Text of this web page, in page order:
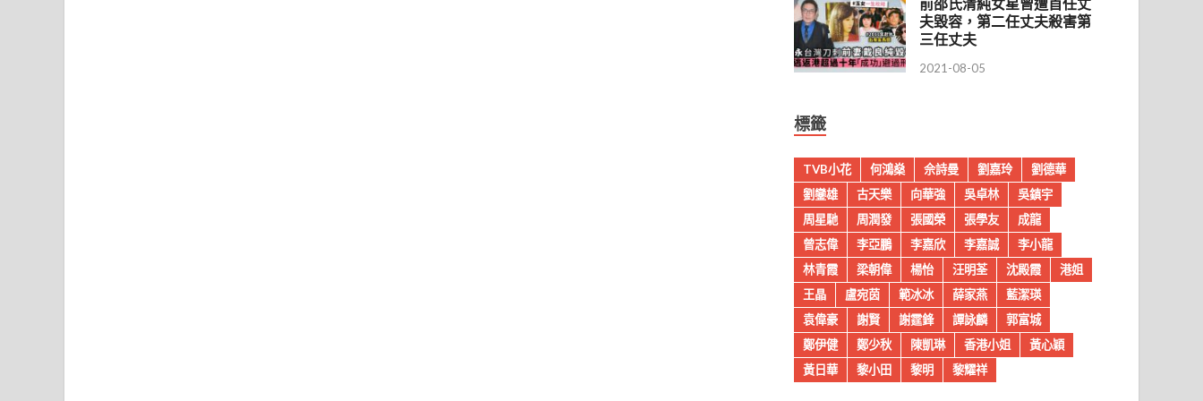
前邵氏清純女星曾遭首任丈
夫毀容，第二任丈夫殺害第
三任丈夫
2021-08-05
標籤
TVB小花 何鴻燊 佘詩曼 劉嘉玲
劉德華
劉鑾雄
古天樂 向華強 吳卓林
吳鎮宇
周星馳
周潤發 張國榮 張學友
成龍
曾志偉
李亞鵬 李嘉欣 李嘉誠
李小龍
林青霞
梁朝偉 楊怡 汪明荃 沈殿霞
港姐
王晶
盧宛茵 範冰冰 薛家燕
藍潔瑛
袁偉豪
謝賢 謝霆鋒 譚詠麟
郭富城
鄭伊健
鄭少秋 陳凱琳 香港小姐
黃心穎
黃日華
黎小田 黎明 黎耀祥